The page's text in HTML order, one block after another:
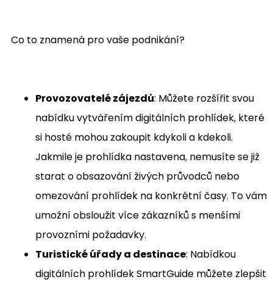
Co to znamená pro vaše podnikání?
Provozovatelé zájezdů: Můžete rozšířit svou
nabídku vytvářením digitálních prohlídek, které
si hosté mohou zakoupit kdykoli a kdekoli.
Jakmile je prohlídka nastavena, nemusíte se již
starat o obsazování živých průvodců nebo
omezování prohlídek na konkrétní časy. To vám
umožní obsloužit více zákazníků s menšími
provozními požadavky.
Turistické úřady a destinace: Nabídkou
digitálních prohlídek SmartGuide můžete zlepšit